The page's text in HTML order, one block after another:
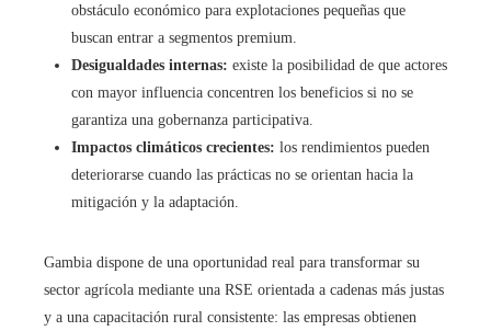
obstáculo económico para explotaciones pequeñas que
buscan entrar a segmentos premium.
Desigualdades internas: existe la posibilidad de que actores
con mayor influencia concentren los beneficios si no se
garantiza una gobernanza participativa.
Impactos climáticos crecientes: los rendimientos pueden
deteriorarse cuando las prácticas no se orientan hacia la
mitigación y la adaptación.
Gambia dispone de una oportunidad real para transformar su
sector agrícola mediante una RSE orientada a cadenas más justas
y a una capacitación rural consistente: las empresas obtienen